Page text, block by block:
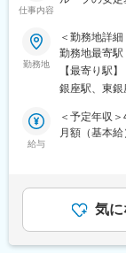
ーテインメン
ドーム」「
た幅広いビジ
変更の範囲
仕事内容
当社では今
合わせ、映
この度は
用する、モ
作をご担当い
ケが発生す
・その他、
の作成・編集
勤務地
＜勤務地詳
勤務地最寄
策：屋内全
【最寄り駅】
銀座駅、東
給与
＜予定年収
月額（基本
年収はご経
賞与：業績
～当年2月末
下する可能
気に